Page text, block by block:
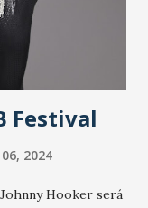
Festival
2024
Hooker será